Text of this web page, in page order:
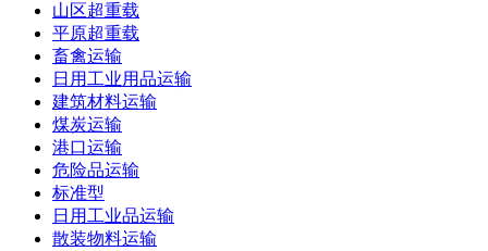
山区超重载
平原超重载
畜禽运输
日用工业用品运输
建筑材料运输
煤炭运输
港口运输
危险品运输
标准型
日用工业品运输
散装物料运输